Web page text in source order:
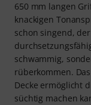
650 mm langen
knackigen
schon singend,
schwammig,
rüberkommen.
Decke ermöglicht
süchtig machen